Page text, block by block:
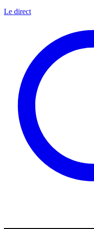
Le direct